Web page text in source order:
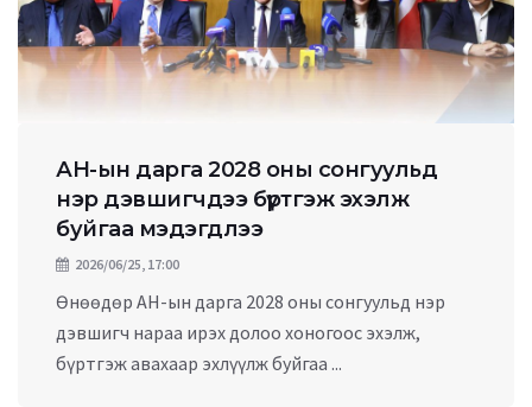
АН-ын дарга 2028 оны сонгуульд
нэр дэвшигчдээ бүртгэж эхэлж
буйгаа мэдэгдлээ
2026/06/25, 17:00
Өнөөдөр АН-ын дарга 2028 оны сонгуульд нэр
дэвшигч нараа ирэх долоо хоногоос эхэлж,
бүртгэж авахаар эхлүүлж буйгаа ...